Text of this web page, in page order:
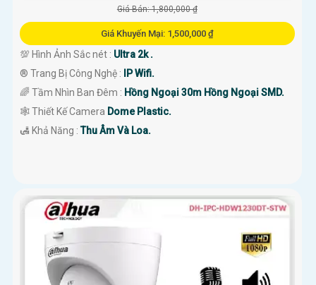
Giá Bán: 1,800,000 ₫
Giá Khuyến Mại: 1,500,000 ₫
💯 Hình Ảnh Sắc nét : Ultra 2k .
®️ Trang Bị Công Nghệ :
IP Wifi.
🌈 Tầm Nhìn Ban Đêm : Hồng Ngoại 30m Hồng Ngoại SMD.
🕸️ Thiết Kế Camera Dome Plastic.
️🛃 Khả Năng :Thu Âm Và Loa.